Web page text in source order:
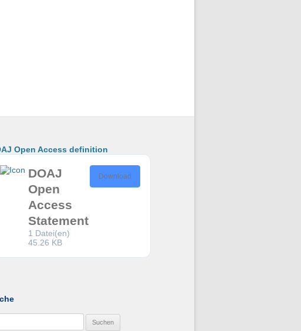
Open Access definition
DOAJ
Open
Access
Statement
1 Datei(en)
45.26 KB
Download